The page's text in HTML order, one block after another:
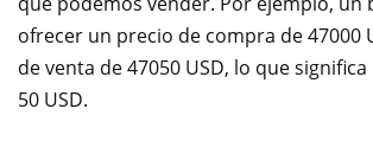
ofrecer un precio de compra de 47000
de venta de 47050 USD, lo que
50 USD.